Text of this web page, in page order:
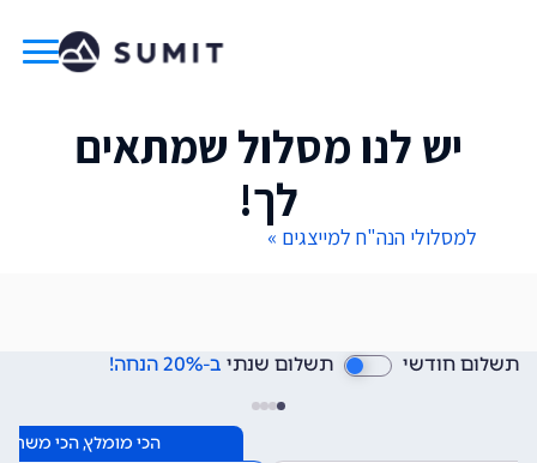
יש לנו מסלול שמתאים
לך!
למסלולי הנה"ח למייצגים »